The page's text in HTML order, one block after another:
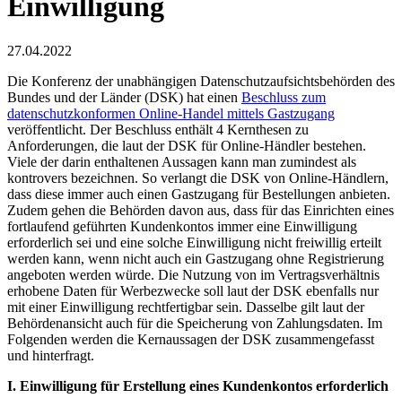
Einwilligung
27.04.2022
Die Konferenz der unabhängigen Datenschutzaufsichtsbehörden des
Bundes und der Länder (DSK) hat einen Beschluss zum
datenschutzkonformen Online-Handel mittels Gastzugang
veröffentlicht. Der Beschluss enthält 4 Kernthesen zu
Anforderungen, die laut der DSK für Online-Händler bestehen.
Viele der darin enthaltenen Aussagen kann man zumindest als
kontrovers bezeichnen. So verlangt die DSK von Online-Händlern,
dass diese immer auch einen Gastzugang für Bestellungen anbieten.
Zudem gehen die Behörden davon aus, dass für das Einrichten eines
fortlaufend geführten Kundenkontos immer eine Einwilligung
erforderlich sei und eine solche Einwilligung nicht freiwillig erteilt
werden kann, wenn nicht auch ein Gastzugang ohne Registrierung
angeboten werden würde. Die Nutzung von im Vertragsverhältnis
erhobene Daten für Werbezwecke soll laut der DSK ebenfalls nur
mit einer Einwilligung rechtfertigbar sein. Dasselbe gilt laut der
Behördenansicht auch für die Speicherung von Zahlungsdaten. Im
Folgenden werden die Kernaussagen der DSK zusammengefasst
und hinterfragt.
I. Einwilligung für Erstellung eines Kundenkontos erforderlich